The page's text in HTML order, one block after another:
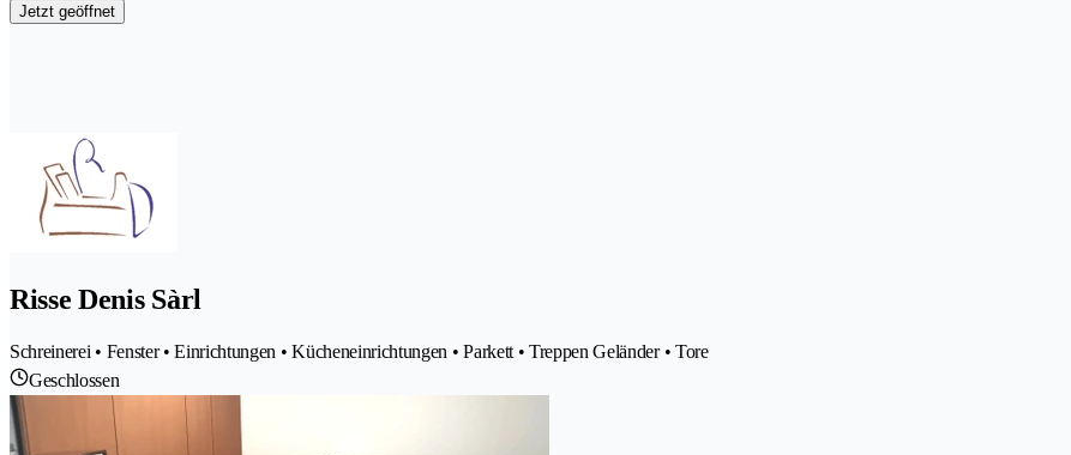
Jetzt geöffnet
Risse Denis Sàrl
Schreinerei • Fenster • Einrichtungen • Kücheneinrichtungen • Parkett • Treppen Geländer • Tore
Geschlossen